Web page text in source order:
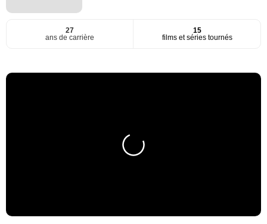
27
ans de carrière
15
films et séries tournés